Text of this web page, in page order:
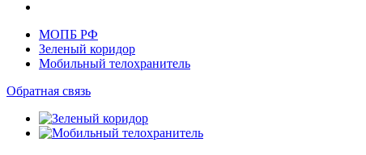
МОПБ РФ
Зеленый коридор
Мобильный телохранитель
Обратная связь